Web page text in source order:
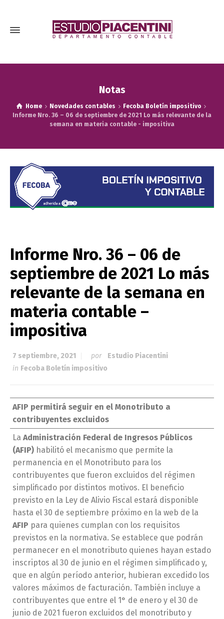
Notas
Home Novedades contables
Fecoba Boletín impositivo
Informe Nro. 36 – 06 de septiembre de 2021 Lo más relevante de la
semana en materia contable - impositiva
Informe Nro. 36 – 06 de
septiembre de 2021 Lo más
relevante de la semana en
materia contable –
impositiva
7 septiembre, 2021 por
Estudio Piacentini
in Fecoba Boletín impositivo
AFIP permitirá seguir en el Monotributo a
contribuyentes excluidos
La Administración Federal de Ingresos Públicos
(AFIP) habilitó el mecanismo que permite la
permanencia en el Monotributo para los
contribuyentes que fueron excluidos del régimen
simplificado por distintos motivos. El beneficio
previsto en la Ley de Alivio Fiscal estará disponible
hasta el 30 de septiembre próximo en la web de la
AFIP para quienes cumplan con los requisitos
previstos en la normativa. Se establece que podrán
permanecer en el monotributo quienes hayan estado
inscriptos al 30 de junio en el régimen simplificado y,
que en algún período anterior, hubieran excedido los
valores máximos de facturación. También incluye a
contribuyentes que entre el 1° de enero y el 30 de
junio de 2021 fueron excluidos del monotributo y